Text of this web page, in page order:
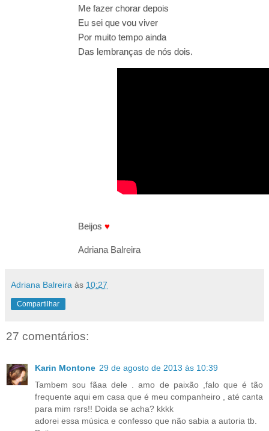
Me fazer chorar depois
Eu sei que vou viver
Por muito tempo ainda
Das lembranças de nós dois.
Beijos ♥
Adriana Balreira
Adriana Balreira às 10:27
Compartilhar
27 comentários:
Karin Montone 29 de agosto de 2013 às 10:39
Tambem sou fãaa dele . amo de paixão ,falo que é tão
frequente aqui em casa que é meu companheiro , até canta
para mim rsrs!! Doida se acha? kkkk
adorei essa música e confesso que não sabia a autoria tb.